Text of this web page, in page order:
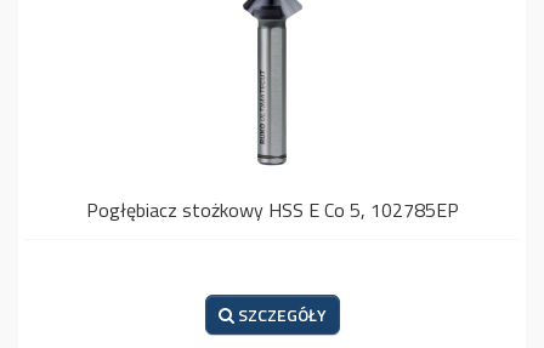
Pogłębiacz stożkowy HSS E Co 5, 102785EP
SZCZEGÓŁY